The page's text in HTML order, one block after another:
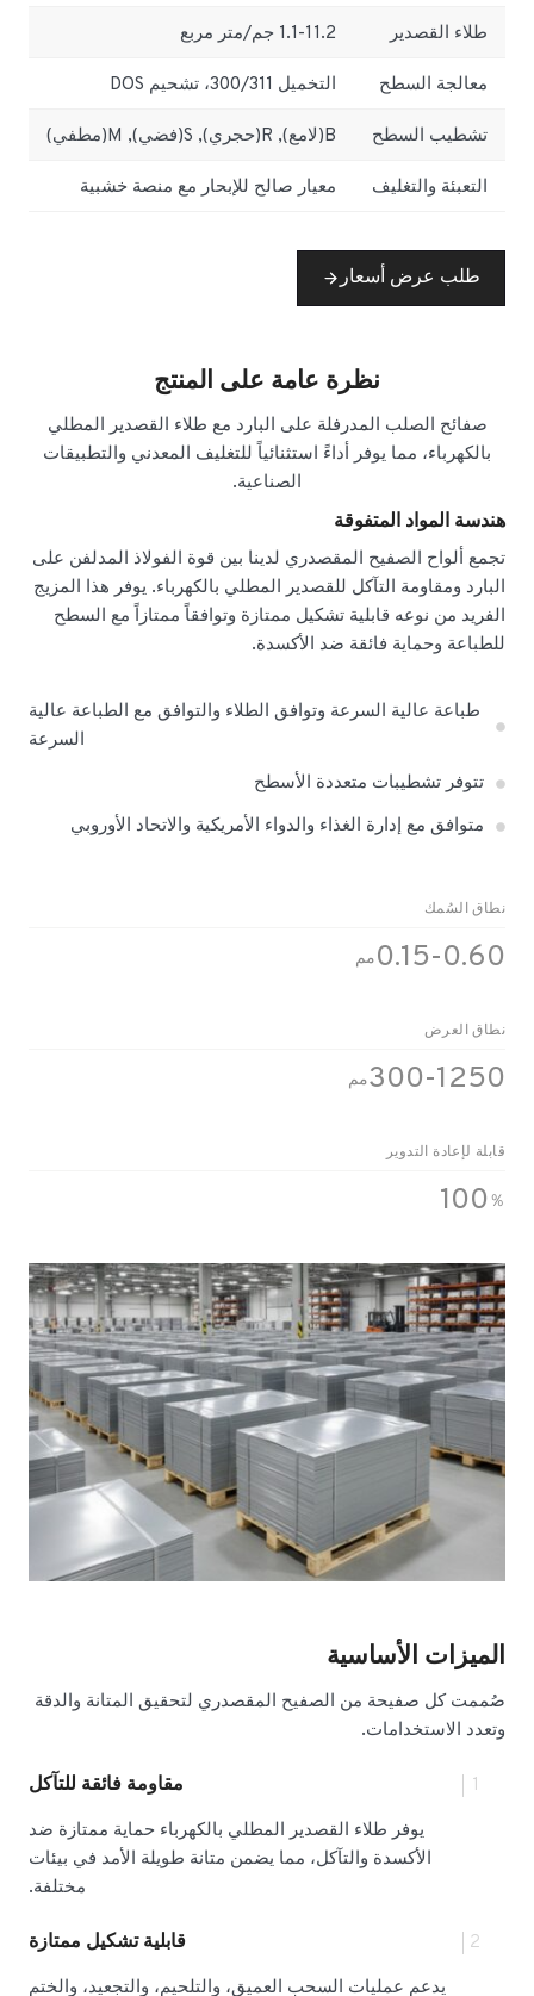
طلاء القصدير 1.1-11.2 جم/متر مربع
معالجة السطح التخميل 300/311، تشحيم DOS
تشطيب السطح B(لامع), R(حجري), S(فضي), M(مطفي)
التعبئة والتغليف معيار صالح للإبحار مع منصة خشبية
طلب عرض أسعار
نظرة عامة على المنتج
صفائح الصلب المدرفلة على البارد مع طلاء القصدير المطلي
بالكهرباء، مما يوفر أداءً استثنائياً للتغليف المعدني والتطبيقات
الصناعية.
هندسة المواد المتفوقة
تجمع ألواح الصفيح المقصدري لدينا بين قوة الفولاذ المدلفن على
البارد ومقاومة التآكل للقصدير المطلي بالكهرباء. يوفر هذا المزيج
الفريد من نوعه قابلية تشكيل ممتازة وتوافقاً ممتازاً مع السطح
للطباعة وحماية فائقة ضد الأكسدة.
طباعة عالية السرعة وتوافق الطلاء والتوافق مع الطباعة عالية
السرعة
تتوفر تشطيبات متعددة الأسطح
متوافق مع إدارة الغذاء والدواء الأمريكية والاتحاد الأوروبي
نطاق السُمك
0.15-0.60مم
نطاق العرض
300-1250مم
قابلة لإعادة التدوير
100 ％
الميزات الأساسية
صُممت كل صفيحة من الصفيح المقصدري لتحقيق المتانة والدقة
وتعدد الاستخدامات.
1 مقاومة فائقة للتآكل
يوفر طلاء القصدير المطلي بالكهرباء حماية ممتازة ضد
الأكسدة والتآكل، مما يضمن متانة طويلة الأمد في بيئات
مختلفة.
2 قابلية تشكيل ممتازة
يدعم عمليات السحب العميق، والتلحيم، والتجعيد، والختم